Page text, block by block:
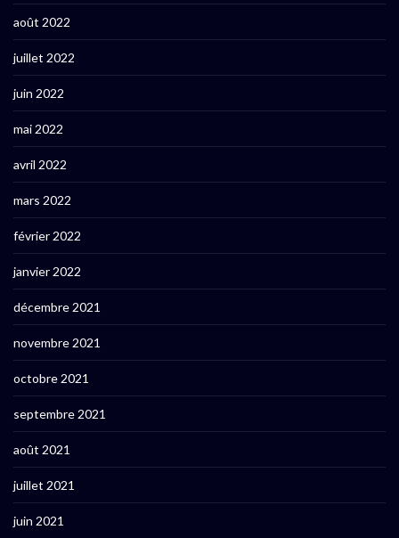
août 2022
juillet 2022
juin 2022
mai 2022
avril 2022
mars 2022
février 2022
janvier 2022
décembre 2021
novembre 2021
octobre 2021
septembre 2021
août 2021
juillet 2021
juin 2021